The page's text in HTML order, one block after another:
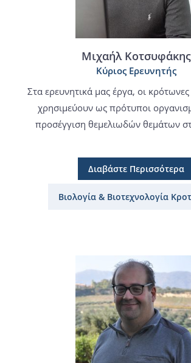
Μιχαήλ Κοτσυφάκης
Κύριος Ερευνητής
Στα ερευνητικά μας έργα, οι
χρησιμεύουν ως πρότυποι
προσέγγιση θεμελιωδών θεμάτων
Διαβάστε Περισσότερα
Βιολογία & Βιοτεχνολογία